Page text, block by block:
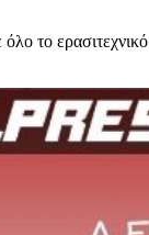
το ερασιτεχνικό